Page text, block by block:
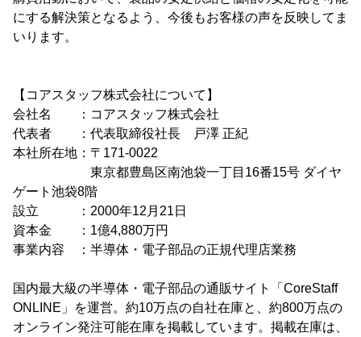
にする解決策となるよう、今後もお客様の声を反映してま
いります。
【コアスタッフ株式会社について】
会社名 ：コアスタッフ株式会社
代表者 ：代表取締役社長 戸澤 正紀
本社所在地：〒171-0022
東京都豊島区南池袋一丁目16番15号 ダイヤ
ゲート池袋8階
設立 ：2000年12月21日
資本金 ：1億4,880万円
事業内容 ：半導体・電子部品の正規代理店業務
国内最大級の半導体・電子部品の通販サイト「CoreStaff
ONLINE」を運営。約10万点の自社在庫と、約800万点の
オンライン発注可能在庫を掲載しています。掲載在庫は、